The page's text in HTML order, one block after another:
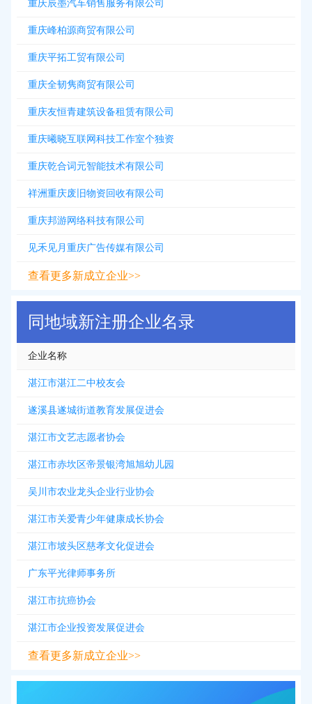
重庆辰墨汽车销售服务有限公司
重庆峰柏源商贸有限公司
重庆平拓工贸有限公司
重庆全韧隽商贸有限公司
重庆友恒青建筑设备租赁有限公司
重庆曦晓互联网科技工作室个独资
重庆乾合词元智能技术有限公司
祥洲重庆废旧物资回收有限公司
重庆邦游网络科技有限公司
见禾见月重庆广告传媒有限公司
查看更多新成立企业>>
同地域新注册企业名录
企业名称
湛江市湛江二中校友会
遂溪县遂城街道教育发展促进会
湛江市文艺志愿者协会
湛江市赤坎区帝景银湾旭旭幼儿园
吴川市农业龙头企业行业协会
湛江市关爱青少年健康成长协会
湛江市坡头区慈孝文化促进会
广东平光律师事务所
湛江市抗癌协会
湛江市企业投资发展促进会
查看更多新成立企业>>